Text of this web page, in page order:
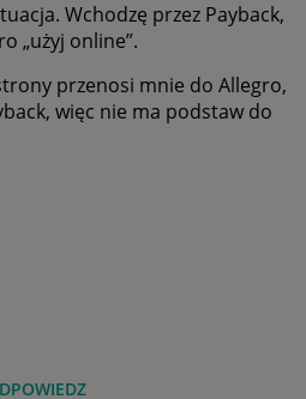
Wchodzę przez Payback,
„użyj online”.
przenosi mnie do Allegro,
więc nie ma podstaw do